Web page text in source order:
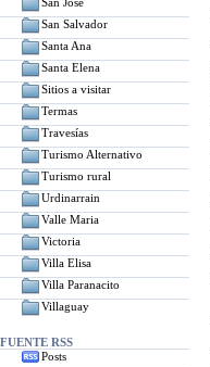
San Salvador
Santa Ana
Santa Elena
Sitios a visitar
Termas
Travesías
Turismo Alternativo
Turismo rural
Urdinarrain
Valle Maria
Victoria
Villa Elisa
Villa Paranacito
Villaguay
FUENTE RSS
Posts